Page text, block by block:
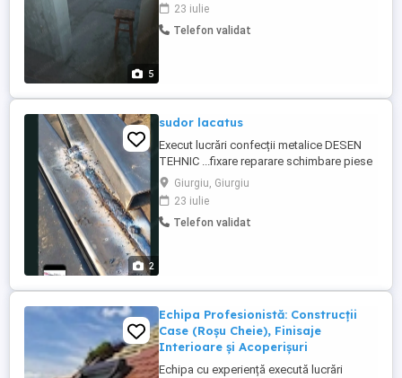
5
gratuita,, pt județ giurgiu contra cost
23 iulie
Telefon validat
2
sudor lacatus
Execut lucrări confecții metalice DESEN
TEHNIC ...fixare reparare schimbare piese
metalice sudura reparație acolo unde aveți
nevoie... CONTRA COST DEPLASAREA +
manopera
Giurgiu, Giurgiu
23 iulie
Telefon validat
Echipa Profesionistă: Construcții
Case (Roșu Cheie), Finisaje
Interioare și Acoperișuri
Echipa cu experiență execută lucrări